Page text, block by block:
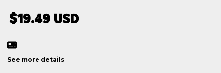
$19.49 USD
See more details